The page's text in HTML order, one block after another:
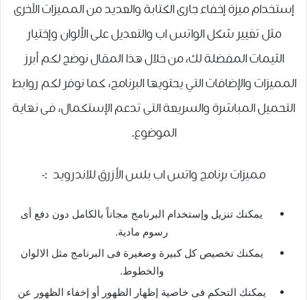
إستخدام ميزة إخفاء جارى الكتابة والعديد من المميزات الآخرى
مثل تغيير شكل الواتس اب والتعديل على الألوان وإختيار
الثيمات المفضلة لك، من خلال هذا المقال نوضح لكم أبرز
المميزات والإضافات التي يحتويها البرنامج، كما نوفر لكم روابط
التحميل المباشرة والسريعة التى تدعم الإستكمال، فى نهاية
الموضوع.
مميزات برنامج واتس اب بلس الأزرق للاندرويد :-
يمكنك تنزيل وإستخدام البرنامج مجاناً بالكامل دون دفع أى
رسوم مادية.
يمكنك تخصيص كل كبيرة وصغيرة فى البرنامج مثل الالوان
والخطوط.
يمكنك التحكم فى خاصية إظهار الظهور أو إخفاء الظهور عن